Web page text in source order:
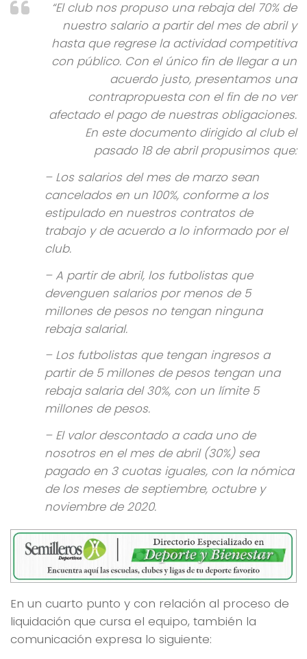
“El club nos propuso una rebaja del 70% de
nuestro salario a partir del mes de abril y
hasta que regrese la actividad competitiva
con público. Con el único fin de llegar a un
acuerdo justo, presentamos una
contrapropuesta con el fin de no ver
afectado el pago de nuestras obligaciones.
En este documento dirigido al club el
pasado 18 de abril propusimos que:
– Los salarios del mes de marzo sean
cancelados en un 100%, conforme a los
estipulado en nuestros contratos de
trabajo y de acuerdo a lo informado por el
club.
– A partir de abril, los futbolistas que
devenguen salarios por menos de 5
millones de pesos no tengan ninguna
rebaja salarial.
– Los futbolistas que tengan ingresos a
partir de 5 millones de pesos tengan una
rebaja salaria del 30%, con un límite 5
millones de pesos.
– El valor descontado a cada uno de
nosotros en el mes de abril (30%) sea
pagado en 3 cuotas iguales, con la nómica
de los meses de septiembre, octubre y
noviembre de 2020.
En un cuarto punto y con relación al proceso de
liquidación que cursa el equipo, también la
comunicación expresa lo siguiente: